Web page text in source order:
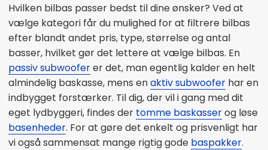
Hvilken bilbas passer bedst til dine ønsker? Ved at
vælge kategori får du mulighed for at filtrere bilbas
efter blandt andet pris, type, størrelse og antal
basser, hvilket gør det lettere at vælge bilbas. En
passiv subwooferer det, man egentlig kalder en helt
almindelig baskasse, mens enaktiv subwoofer har en
indbygget forstærker. Til dig, der vil i gang med dit
eget lydbyggeri, findes der tomme baskasserog løse
basenheder. For at gøre det enkelt og prisvenligt har
vi også sammensat mange rigtig gode baspakker.